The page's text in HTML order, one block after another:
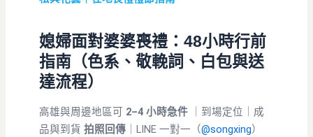
媳婦面對婆婆喪禮：48小時行前
指南（色系、敬輓詞、白包與送
達流程）
高雄與周邊地區可 2–4 小時急件 ｜到場定位｜成
品與到貨拍照回傳 ｜LINE 一對一（@songxing）